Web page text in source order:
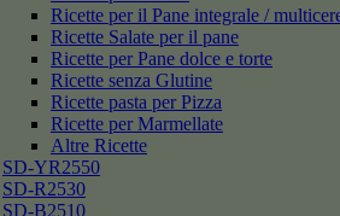
Ricette per il Pane integrale /
Ricette Salate per il pane
Ricette per Pane dolce e torte
Ricette senza Glutine
Ricette pasta per Pizza
Ricette per Marmellate
Altre Ricette
SD-YR2550
SD-R2530
SD-B2510